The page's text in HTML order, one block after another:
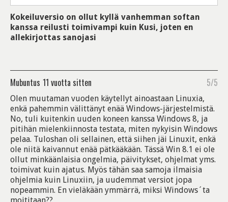
Kokeiluversio on ollut kyllä vanhemman softan
kanssa reilusti toimivampi kuin Kusi, joten en
allekirjottas sanojasi
Mubuntus 11 vuotta sitten 5/5
Olen muutaman vuoden käytellyt ainoastaan Linuxia,
enkä pahemmin välittänyt enää Windows-järjestelmistä.
No, tuli kuitenkin uuden koneen kanssa Windows 8, ja
pitihän mielenkiinnosta testata, miten nykyisin Windows
pelaa. Tuloshan oli sellainen, että siihen jäi Linuxit, enkä
ole niitä kaivannut enää pätkääkään. Tässä Win 8.1 ei ole
ollut minkäänlaisia ongelmia, päivitykset, ohjelmat yms.
toimivat kuin ajatus. Myös tähän saa samoja ilmaisia
ohjelmia kuin Linuxiin, ja uudemmat versiot jopa
nopeammin. En vieläkään ymmärrä, miksi Windows´ta
moititaan??